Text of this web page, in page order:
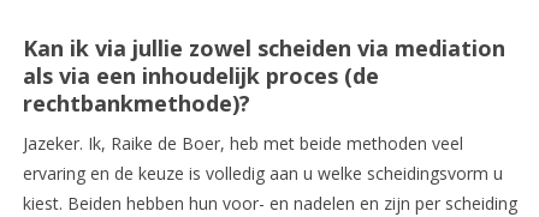
Kan ik via jullie zowel scheiden via mediation
als via een inhoudelijk proces (de
rechtbankmethode)?
Jazeker. Ik, Raike de Boer, heb met beide methoden veel
ervaring en de keuze is volledig aan u welke scheidingsvorm u
kiest. Beiden hebben hun voor- en nadelen en zijn per scheiding